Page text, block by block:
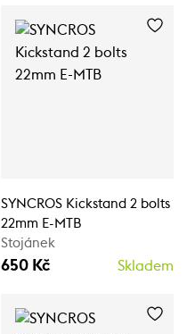
SYNCROS Kickstand 2 bolts
22mm E-MTB
Stojánek
650 Kč Skladem